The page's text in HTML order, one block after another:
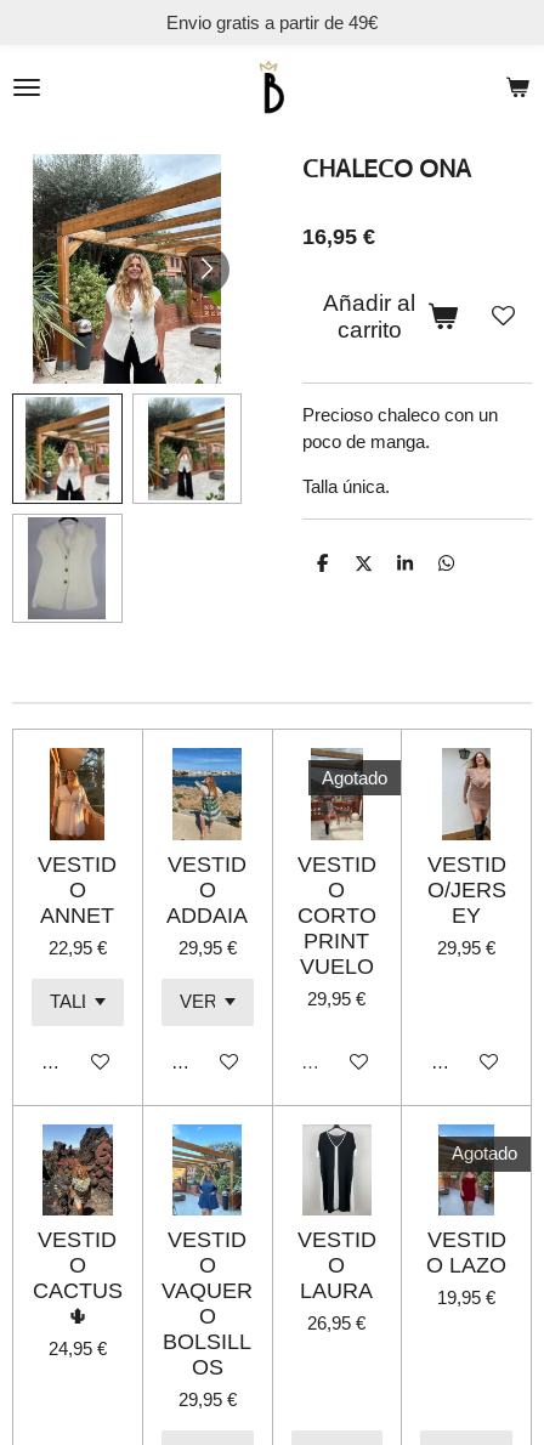
contenido
Envio gratis a partir de 49€
CHALECO ONA
16,95 €
Añadir al
carrito
Precioso chaleco con un
poco de manga.
Talla única.
C
i
C
i
C
i
C
i
VESTID
O
ANNET
22,95 €
Añadir al carrito
VESTID
O
ADDAIA
29,95 €
Añadir al carrito
Agotado
VESTID
O
CORTO
PRINT
VUELO
29,95 €
Agotado
VESTID
O/JERS
EY
29,95 €
Añadir al
VESTID
O
CACTUS
🌵
24,95 €
VESTID
O
VAQUER
O
BOLSILL
OS
29,95 €
VESTID
O
LAURA
26,95 €
Agotado
VESTID
O LAZO
19,95 €